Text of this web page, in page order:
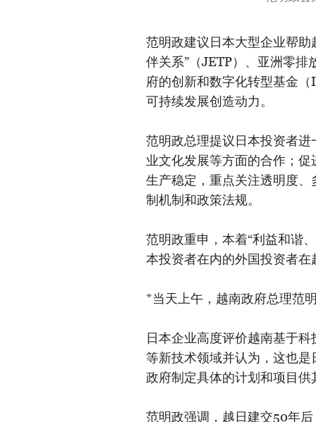
范明政建议日本大型企业帮
伴关系”（JETP）、亚洲零
府的创新和数字化转型基金
可持续发展创造动力。
范明政总理提议日本投资者
业文化发展等方面的合作；
生产稳定，重点关注透明度
制机制和政策法规。
范明政重申，本着“利益和谐
本投资者在内的外国投资者
*当天上午，越南政府总理范
日本企业高度评价越南基于
等新技术领域并认为，这也
政府制定具体的计划和项目
范明政强调，越日建交50年